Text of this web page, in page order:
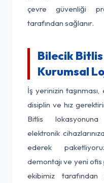
çevre güvenliği
tarafından sağlanır.
Bilecik Bitlis
Kurumsal
İş yerinizin
disiplin ve hız
Bitlis lokasyonuna
elektronik
ederek
demontajı ve yeni ofis
ekibimiz tarafından